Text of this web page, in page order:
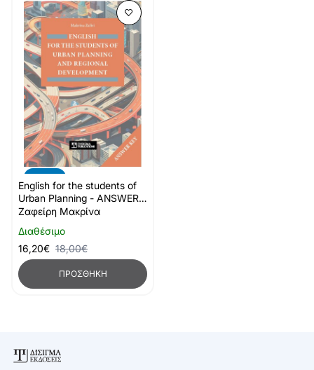
Διαθέσιμο
English for the students of
Urban Planning - ANSWER
KEY
Ζαφείρη Μακρίνα
16,20€ 18,00€
ΠΡΟΣΘΉΚΗ